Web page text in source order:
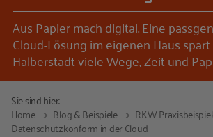
Aus Papier mach digital. Eine
Cloud-Lösung im eigenen Haus
Halberstadt viele Wege, Zeit und
Sie sind hier:
Home
Blog & Beispiele RKW
Datenschutzkonform in der Cloud